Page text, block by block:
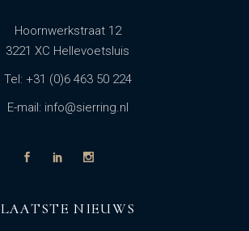
Hoornwerkstraat 12
3221 XC Hellevoetsluis
Tel: +31 (0)6 463 50 224
E-mail: info@sierring.nl
LAATSTE NIEUWS